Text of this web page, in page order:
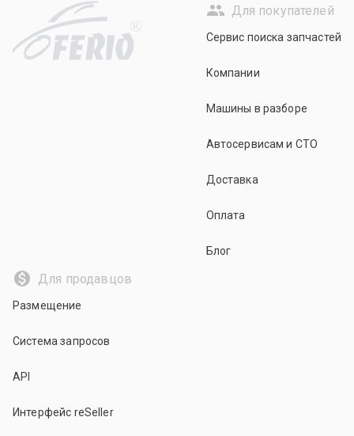
R
Для покупателей
Сервис поиска запчастей
Компании
Машины в разборе
Автосервисам и СТО
Доставка
Оплата
Блог
Для продавцов
Размещение
Система запросов
API
Интерфейс reSeller